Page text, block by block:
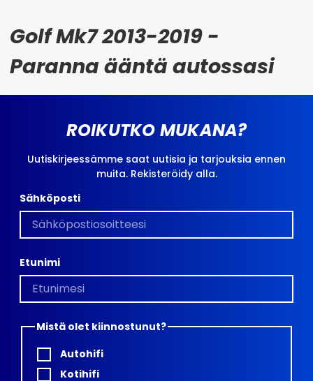
Golf Mk7 2013-2019 -
Paranna ääntä autossasi
ROIKUTKO MUKANA?
Uutiskirjeessämme saat uutisia ja tarjouksia ennen
muita. Rekisteröidy alla.
Sähköposti
Etunimi
Mistä olet kiinnostunut?
Autohifi
Kotihifi